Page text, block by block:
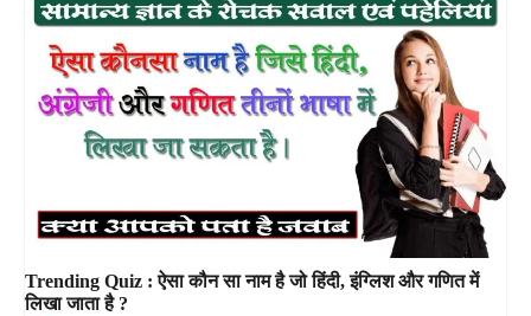
Trending Quiz : ऐसा कौन सा नाम है जो हिंदी, इंग्लिश और गणित में
लिखा जाता है ?